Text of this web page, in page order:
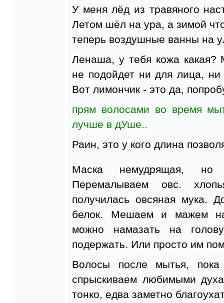
У меня лёд из травяного
Летом шёл на ура, а зимой
теперь воздушные ванны на
Ленаша, у тебя кожа какая?
не подойдет ни для лица,
Вот лимончик - это да,
прям волосами во время
лучше в дУше..
Раин, это у кого длина
Маска немудрящая, но
Перемалываем овс.
получилась овсяная мука.
белок. Мешаем и мажем
можно намазать на
подержать. Или просто им
Волосы после мытья,
спрыскиваем любимыми
тонко, едва заметно